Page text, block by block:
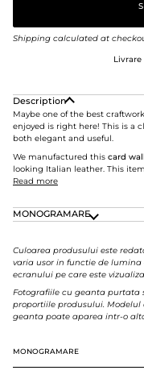
Shipping calculated at
Livrare
Description
Maybe one of the best
enjoyed is right here! This is a
both elegant and useful.
We manufactured this card
looking Italian leather. This
Read more
MONOGRAMARE
Culoarea produsului este
varia usor in functie de
ecranului pe care este
Fotografiile cu geanta purtata
proportiile produsului. Modelul
geanta poate aparea intr-o
MONOGRAMARE